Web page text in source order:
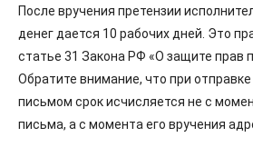
После вручения претензии
денег дается 10 рабочих дней. Это
статье 31 Закона РФ «О защите прав
Обратите внимание, что при
письмом срок исчисляется не с
письма, а с момента его вручения